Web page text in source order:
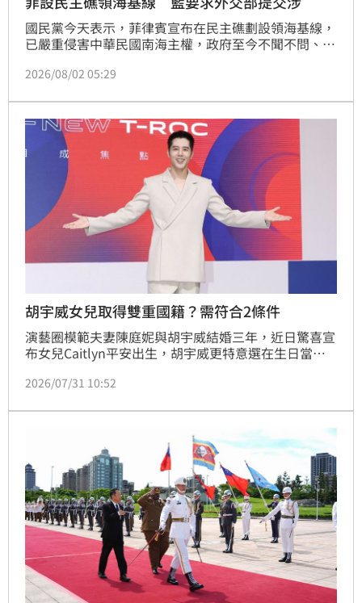
國民黨今天表示，菲律賓宣布在民主礁劃設領海基線，
已嚴重侵害中華民國南海主權，政府至今不聞不問、噤
表明中華民國主權立場，總統賴清德應立即召開國安會
2026/08/02 05:29
胡宇威女兒取得雙重國籍？需符合2條件
演藝圈模範夫妻陳庭妮與胡宇威結婚三年，近日驚喜宣
布女兒Caitlyn平安出生，胡宇威更特意選在生日當天
滿臉幸福，透露全程陪伴愛妻生產並親手剪下臍帶，深
人低調享受新手爸媽生活。關於女兒國籍議題，由於胡
宇威具美籍身份，陳庭妮則為台灣籍，愛女Caitlyn預
計將擁有美國與台灣雙重國籍，這對新手爸媽正式邁入
一家三口的新階段，粉絲也紛紛獻上誠摯祝福。
2026/07/31 10:52